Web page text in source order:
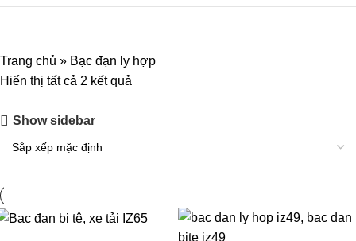
Trang chủ » Bạc đạn ly hợp
Hiển thị tất cả 2 kết quả
Show sidebar